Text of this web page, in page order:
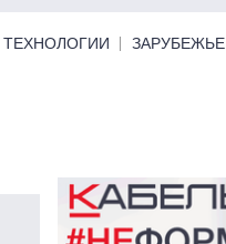
ТЕХНОЛОГИИ ЗАРУБЕЖЬЕ